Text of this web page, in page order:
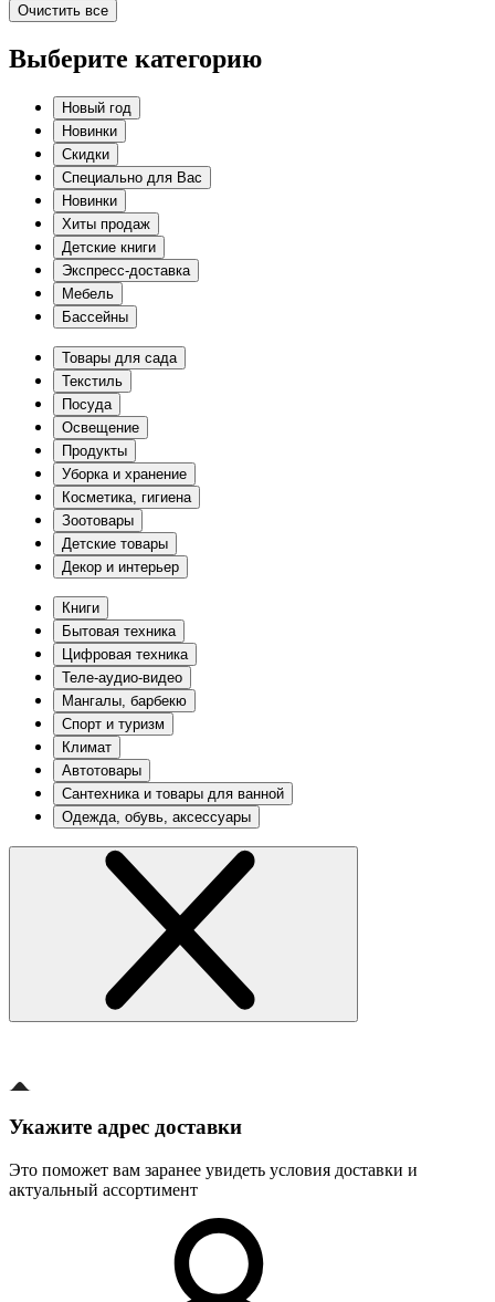
Очистить все
Выберите категорию
Новый год
Новинки
Скидки
Специально для Вас
Новинки
Хиты продаж
Детские книги
Экспресс-доставка
Мебель
Бассейны
Товары для сада
Текстиль
Посуда
Освещение
Продукты
Уборка и хранение
Косметика, гигиена
Зоотовары
Детские товары
Декор и интерьер
Книги
Бытовая техника
Цифровая техника
Теле-аудио-видео
Мангалы, барбекю
Спорт и туризм
Климат
Автотовары
Сантехника и товары для ванной
Одежда, обувь, аксессуары
Укажите адрес доставки
Это поможет вам заранее увидеть условия доставки и
актуальный ассортимент